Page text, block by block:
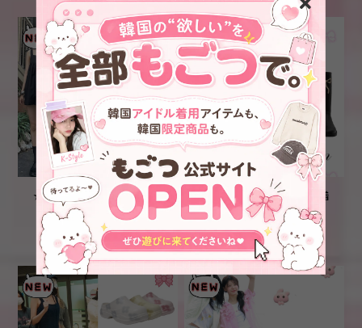
★IVE アンユジン 着用！！
【THREE TO EIGHTY】
STRAP MARY JANE
PLATFORM (BLACK)
¥30,900
★Red Velvet ウェンディ 着
用！！【KRISTIN】
BIBARAM RAIN BOOTS -
2COLOR
¥7,900